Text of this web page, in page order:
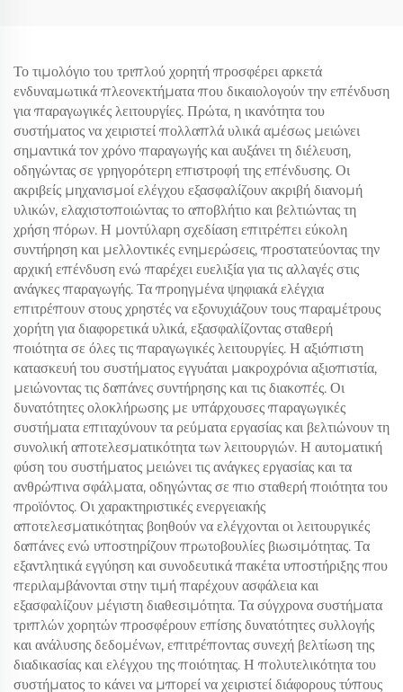
Το τιμολόγιο του τριπλού χορητή προσφέρει αρκετά
ενδυναμωτικά πλεονεκτήματα που δικαιολογούν την επένδυση
για παραγωγικές λειτουργίες. Πρώτα, η ικανότητα του
συστήματος να χειριστεί πολλαπλά υλικά αμέσως μειώνει
σημαντικά τον χρόνο παραγωγής και αυξάνει τη διέλευση,
οδηγώντας σε γρηγορότερη επιστροφή της επένδυσης. Οι
ακριβείς μηχανισμοί ελέγχου εξασφαλίζουν ακριβή διανομή
υλικών, ελαχιστοποιώντας το αποβλήτιο και βελτιώντας τη
χρήση πόρων. Η μοντύλαρη σχεδίαση επιτρέπει εύκολη
συντήρηση και μελλοντικές ενημερώσεις, προστατεύοντας την
αρχική επένδυση ενώ παρέχει ευελιξία για τις αλλαγές στις
ανάγκες παραγωγής. Τα προηγμένα ψηφιακά ελέγχια
επιτρέπουν στους χρηστές να εξονυχιάζουν τους παραμέτρους
χορήτη για διαφορετικά υλικά, εξασφαλίζοντας σταθερή
ποιότητα σε όλες τις παραγωγικές λειτουργίες. Η αξιόπιστη
κατασκευή του συστήματος εγγυάται μακροχρόνια αξιοπιστία,
μειώνοντας τις δαπάνες συντήρησης και τις διακοπές. Οι
δυνατότητες ολοκλήρωσης με υπάρχουσες παραγωγικές
συστήματα επιταχύνουν τα ρεύματα εργασίας και βελτιώνουν τη
συνολική αποτελεσματικότητα των λειτουργιών. Η αυτοματική
φύση του συστήματος μειώνει τις ανάγκες εργασίας και τα
ανθρώπινα σφάλματα, οδηγώντας σε πιο σταθερή ποιότητα του
προϊόντος. Οι χαρακτηριστικές ενεργειακής
αποτελεσματικότητας βοηθούν να ελέγχονται οι λειτουργικές
δαπάνες ενώ υποστηρίζουν πρωτοβουλίες βιωσιμότητας. Τα
εξαντλητικά εγγύηση και συνοδευτικά πακέτα υποστήριξης που
περιλαμβάνονται στην τιμή παρέχουν ασφάλεια και
εξασφαλίζουν μέγιστη διαθεσιμότητα. Τα σύγχρονα συστήματα
τριπλών χορητών προσφέρουν επίσης δυνατότητες συλλογής
και ανάλυσης δεδομένων, επιτρέποντας συνεχή βελτίωση της
διαδικασίας και ελέγχου της ποιότητας. Η πολυτελικότητα του
συστήματος το κάνει να μπορεί να χειριστεί διάφορους τύπους